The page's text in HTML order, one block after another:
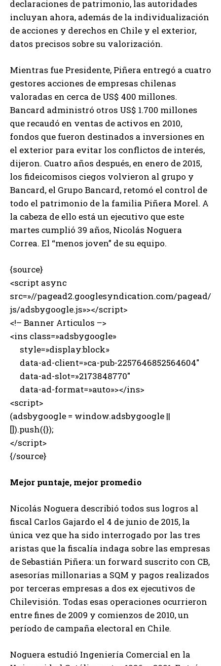
declaraciones de patrimonio, las autoridades
incluyan ahora, además de la individualización
de acciones y derechos en Chile y el exterior,
datos precisos sobre su valorización.
Mientras fue Presidente, Piñera entregó a cuatro
gestores acciones de empresas chilenas
valoradas en cerca de US$ 400 millones.
Bancard administró otros US$ 1.700 millones
que recaudó en ventas de activos en 2010,
fondos que fueron destinados a inversiones en
el exterior para evitar los conflictos de interés,
dijeron. Cuatro años después, en enero de 2015,
los fideicomisos ciegos volvieron al grupo y
Bancard, el Grupo Bancard, retomó el control de
todo el patrimonio de la familia Piñera Morel. A
la cabeza de ello está un ejecutivo que este
martes cumplió 39 años, Nicolás Noguera
Correa. El “menos joven” de su equipo.
{source}
<script async
src=»//pagead2.googlesyndication.com/pagead/
js/adsbygoogle.js»></script>
<!– Banner Articulos –>
<ins class=»adsbygoogle»
style=»display:block»
data-ad-client=»ca-pub-2257646852564604″
data-ad-slot=»2173848770″
data-ad-format=»auto»></ins>
<script>
(adsbygoogle = window.adsbygoogle ||
[]).push({});
</script>
{/source}
Mejor puntaje, mejor promedio
Nicolás Noguera describió todos sus logros al
fiscal Carlos Gajardo el 4 de junio de 2015, la
única vez que ha sido interrogado por las tres
aristas que la fiscalía indaga sobre las empresas
de Sebastián Piñera: un forward suscrito con CB,
asesorías millonarias a SQM y pagos realizados
por terceras empresas a dos ex ejecutivos de
Chilevisión. Todas esas operaciones ocurrieron
entre fines de 2009 y comienzos de 2010, un
período de campaña electoral en Chile.
Noguera estudió Ingeniería Comercial en la